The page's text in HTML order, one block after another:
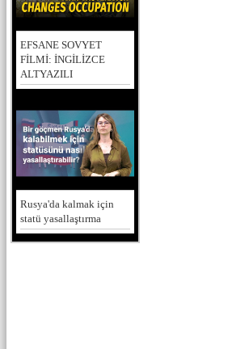
EFSANE SOVYET
FİLMİ: İNGİLİZCE
ALTYAZILI
Rusya'da kalmak için
statü yasallaştırma